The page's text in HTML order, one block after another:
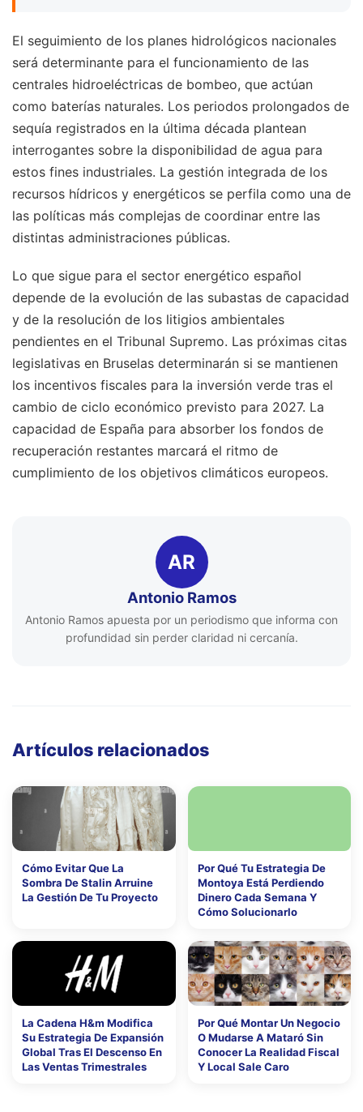
El seguimiento de los planes hidrológicos nacionales
será determinante para el funcionamiento de las
centrales hidroeléctricas de bombeo, que actúan
como baterías naturales. Los periodos prolongados de
sequía registrados en la última década plantean
interrogantes sobre la disponibilidad de agua para
estos fines industriales. La gestión integrada de los
recursos hídricos y energéticos se perfila como una de
las políticas más complejas de coordinar entre las
distintas administraciones públicas.
Lo que sigue para el sector energético español
depende de la evolución de las subastas de capacidad
y de la resolución de los litigios ambientales
pendientes en el Tribunal Supremo. Las próximas citas
legislativas en Bruselas determinarán si se mantienen
los incentivos fiscales para la inversión verde tras el
cambio de ciclo económico previsto para 2027. La
capacidad de España para absorber los fondos de
recuperación restantes marcará el ritmo de
cumplimiento de los objetivos climáticos europeos.
AR
Antonio Ramos
Antonio Ramos apuesta por un periodismo que informa con
profundidad sin perder claridad ni cercanía.
Artículos relacionados
Cómo Evitar Que La
Sombra De Stalin Arruine
La Gestión De Tu Proyecto
Por Qué Tu Estrategia De
Montoya Está Perdiendo
Dinero Cada Semana Y
Cómo Solucionarlo
La Cadena H&m Modifica
Su Estrategia De Expansión
Global Tras El Descenso En
Las Ventas Trimestrales
Por Qué Montar Un Negocio
O Mudarse A Mataró Sin
Conocer La Realidad Fiscal
Y Local Sale Caro